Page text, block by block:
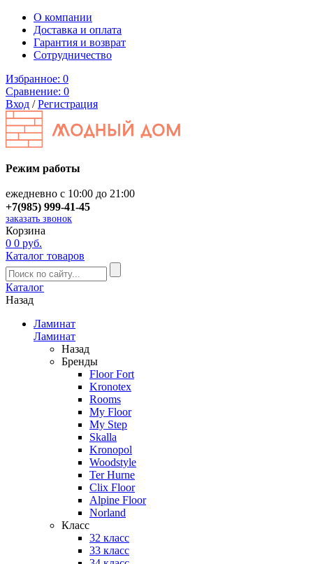
О компании
Доставка и оплата
Гарантия и возврат
Сотрудничество
Избранное: 0
Сравнение: 0
Вход /Регистрация
Режим работы
ежедневно с 10:00 до 21:00
+7(985) 999-41-45
заказать звонок
Корзина
0 0 руб.
Каталог товаров
Каталог
Назад
Ламинат
Ламинат
Назад
Бренды
Floor Fort
Kronotex
Rooms
My Floor
My Step
Skalla
Kronopol
Woodstyle
Ter Hurne
Clix Floor
Alpine Floor
Norland
Класс
32 класс
33 класс